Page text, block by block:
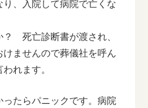
、入院して病院で亡くな
？ 死亡診断書が渡され、
ませんので葬儀社を呼ん
れます。
たらパニックです。病院